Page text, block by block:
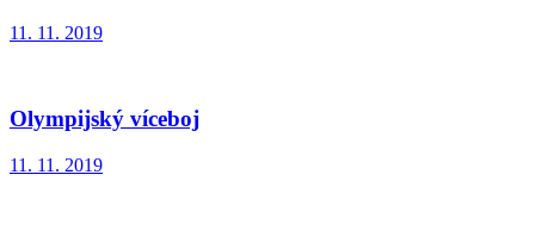
11. 11. 2019
Olympijský víceboj
11. 11. 2019